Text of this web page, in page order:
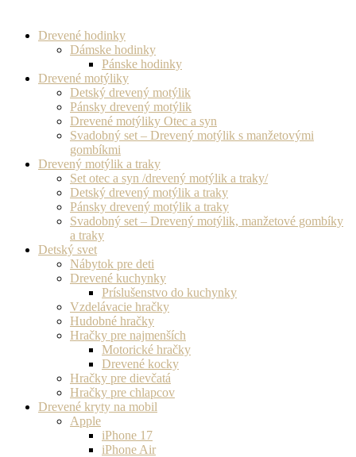
Drevené hodinky
Dámske hodinky
Pánske hodinky
Drevené motýliky
Detský drevený motýlik
Pánsky drevený motýlik
Drevené motýliky Otec a syn
Svadobný set – Drevený motýlik s manžetovými
gombíkmi
Drevený motýlik a traky
Set otec a syn /drevený motýlik a traky/
Detský drevený motýlik a traky
Pánsky drevený motýlik a traky
Svadobný set – Drevený motýlik, manžetové gombíky
a traky
Detský svet
Nábytok pre deti
Drevené kuchynky
Príslušenstvo do kuchynky
Vzdelávacie hračky
Hudobné hračky
Hračky pre najmenších
Motorické hračky
Drevené kocky
Hračky pre dievčatá
Hračky pre chlapcov
Drevené kryty na mobil
Apple
iPhone 17
iPhone Air